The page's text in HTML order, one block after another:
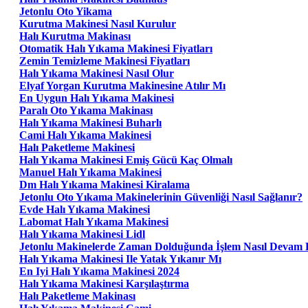
Jetonlu Oto Yikama
Kurutma Makinesi Nasıl Kurulur
Halı Kurutma Makinası
Otomatik Halı Yıkama Makinesi Fiyatları
Zemin Temizleme Makinesi Fiyatları
Halı Yıkama Makinesi Nasıl Olur
Elyaf Yorgan Kurutma Makinesine Atılır Mı
En Uygun Halı Yıkama Makinesi
Paralı Oto Yıkama Makinası
Halı Yıkama Makinesi Buharlı
Cami Halı Yıkama Makinesi
Halı Paketleme Makinesi
Halı Yıkama Makinesi Emiş Gücü Kaç Olmalı
Manuel Halı Yıkama Makinesi
Dm Halı Yıkama Makinesi Kiralama
Jetonlu Oto Yıkama Makinelerinin Güvenliği Nasıl Sağlanır?
Evde Halı Yıkama Makinesi
Labomat Halı Yıkama Makinesi
Halı Yıkama Makinesi Lidl
Jetonlu Makinelerde Zaman Dolduğunda İşlem Nasıl Devam
Halı Yıkama Makinesi Ile Yatak Yıkanır Mı
En Iyi Halı Yıkama Makinesi 2024
Halı Yıkama Makinesi Karşılaştırma
Halı Paketleme Makinası